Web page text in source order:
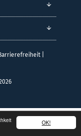
OK!
|